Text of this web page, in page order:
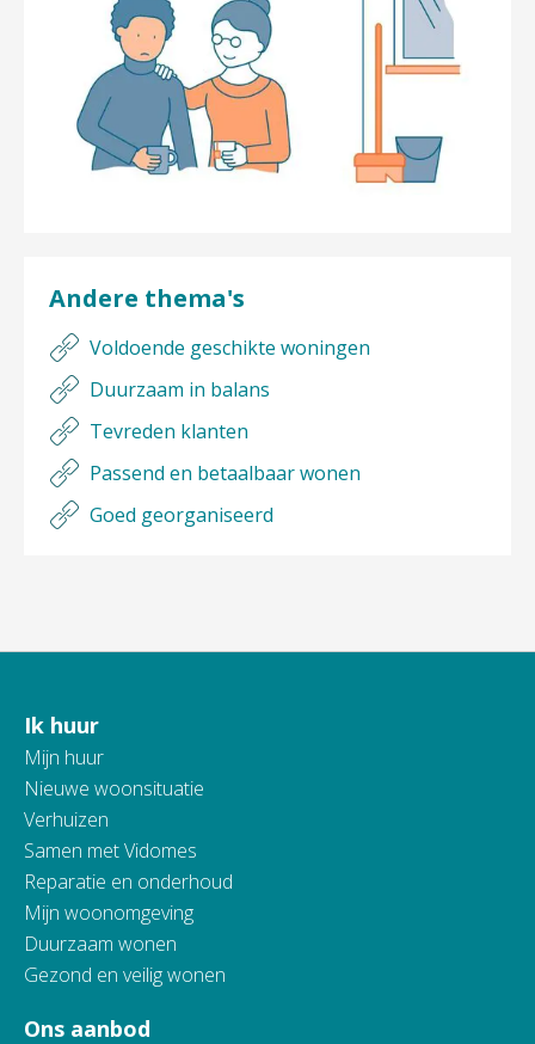
Andere thema's
Voldoende geschikte woningen
Duurzaam in balans
Tevreden klanten
Passend en betaalbaar wonen
Goed georganiseerd
Contactinformatie
Ik huur
Mijn huur
Nieuwe woonsituatie
Verhuizen
Samen met Vidomes
Reparatie en onderhoud
Mijn woonomgeving
Duurzaam wonen
Gezond en veilig wonen
Ons aanbod